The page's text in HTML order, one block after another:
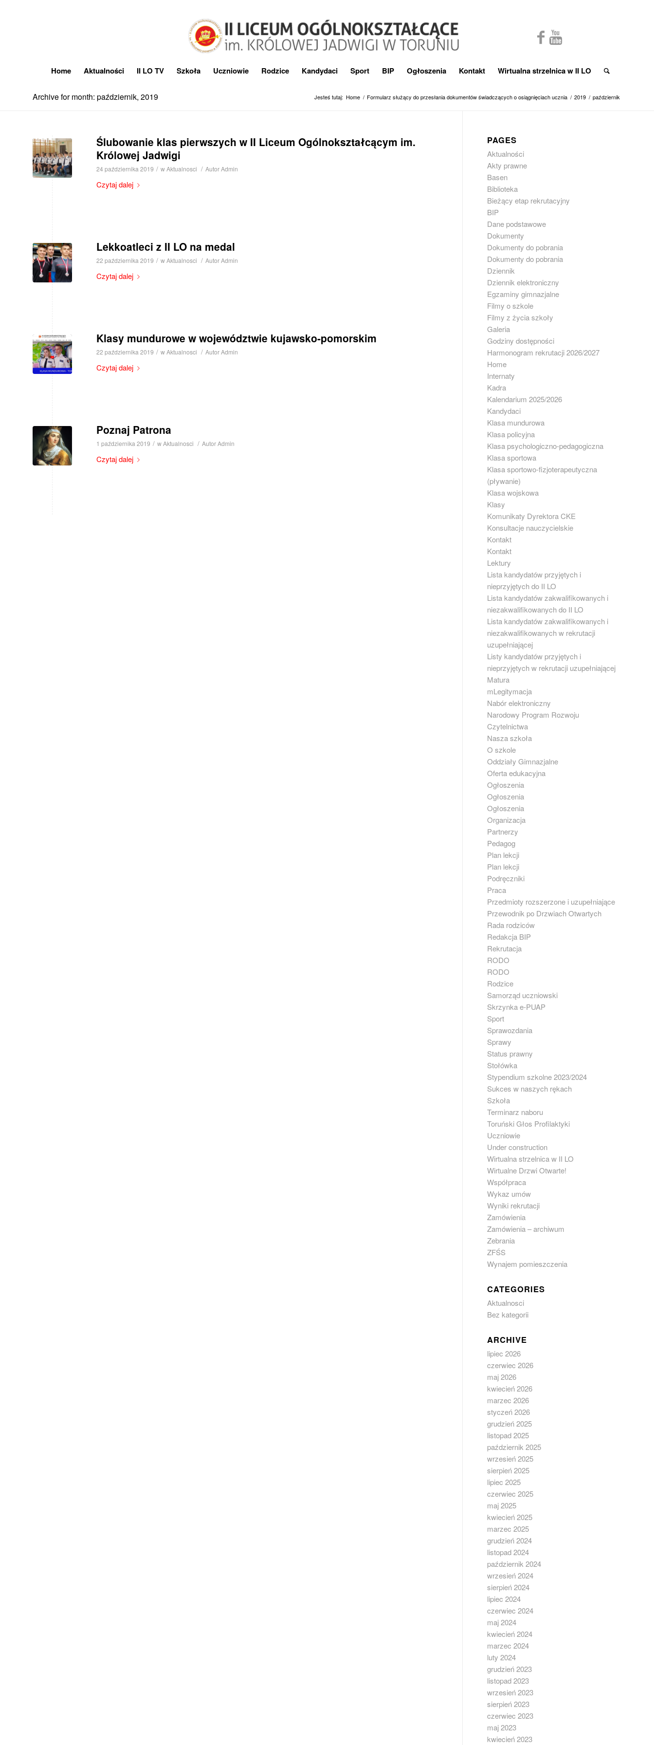
Home Aktualności II LO TV Szkoła Uczniowie Rodzice Kandydaci Sport BIP Ogłoszenia Kontakt Wirtualna strzelnica w II LO
Archive for month: październik, 2019 Jesteś tutaj: Home / Formularz służący do przesłania dokumentów świadczących o osiągnięciach ucznia / 2019 / październik
Ślubowanie klas pierwszych w II Liceum Ogólnokształcącym im.
Królowej Jadwigi
24 października 2019 / wAktualnosci / AutorAdmin
Czytaj dalej
Lekkoatleci z II LO na medal
22 października 2019 / wAktualnosci / AutorAdmin
Czytaj dalej
Klasy mundurowe w województwie kujawsko-pomorskim
22 października 2019 / wAktualnosci / AutorAdmin
Czytaj dalej
Poznaj Patrona
1 października 2019 / wAktualnosci / AutorAdmin
Czytaj dalej
PAGES
Aktualności
Akty prawne
Basen
Biblioteka
Bieżący etap rekrutacyjny
BIP
Dane podstawowe
Dokumenty
Dokumenty do pobrania
Dokumenty do pobrania
Dziennik
Dziennik elektroniczny
Egzaminy gimnazjalne
Filmy o szkole
Filmy z życia szkoły
Galeria
Godziny dostępności
Harmonogram rekrutacji 2026/2027
Home
Internaty
Kadra
Kalendarium 2025/2026
Kandydaci
Klasa mundurowa
Klasa policyjna
Klasa psychologiczno-pedagogiczna
Klasa sportowa
Klasa sportowo-fizjoterapeutyczna
(pływanie)
Klasa wojskowa
Klasy
Komunikaty Dyrektora CKE
Konsultacje nauczycielskie
Kontakt
Kontakt
Lektury
Lista kandydatów przyjętych i
nieprzyjętych do II LO
Lista kandydatów zakwalifikowanych i
niezakwalifikowanych do II LO
Lista kandydatów zakwalifikowanych i
niezakwalifikowanych w rekrutacji
uzupełniającej
Listy kandydatów przyjętych i
nieprzyjętych w rekrutacji uzupełniającej
Matura
mLegitymacja
Nabór elektroniczny
Narodowy Program Rozwoju
Czytelnictwa
Nasza szkoła
O szkole
Oddziały Gimnazjalne
Oferta edukacyjna
Ogłoszenia
Ogłoszenia
Ogłoszenia
Organizacja
Partnerzy
Pedagog
Plan lekcji
Plan lekcji
Podręczniki
Praca
Przedmioty rozszerzone i uzupełniające
Przewodnik po Drzwiach Otwartych
Rada rodziców
Redakcja BIP
Rekrutacja
RODO
RODO
Rodzice
Samorząd uczniowski
Skrzynka e-PUAP
Sport
Sprawozdania
Sprawy
Status prawny
Stołówka
Stypendium szkolne 2023/2024
Sukces w naszych rękach
Szkoła
Terminarz naboru
Toruński Głos Profilaktyki
Uczniowie
Under construction
Wirtualna strzelnica w II LO
Wirtualne Drzwi Otwarte!
Współpraca
Wykaz umów
Wyniki rekrutacji
Zamówienia
Zamówienia – archiwum
Zebrania
ZFŚS
Wynajem pomieszczenia
CATEGORIES
Aktualnosci
Bez kategorii
ARCHIVE
lipiec 2026
czerwiec 2026
maj 2026
kwiecień 2026
marzec 2026
styczeń 2026
grudzień 2025
listopad 2025
październik 2025
wrzesień 2025
sierpień 2025
lipiec 2025
czerwiec 2025
maj 2025
kwiecień 2025
marzec 2025
grudzień 2024
listopad 2024
październik 2024
wrzesień 2024
sierpień 2024
lipiec 2024
czerwiec 2024
maj 2024
kwiecień 2024
marzec 2024
luty 2024
grudzień 2023
listopad 2023
wrzesień 2023
sierpień 2023
czerwiec 2023
maj 2023
kwiecień 2023